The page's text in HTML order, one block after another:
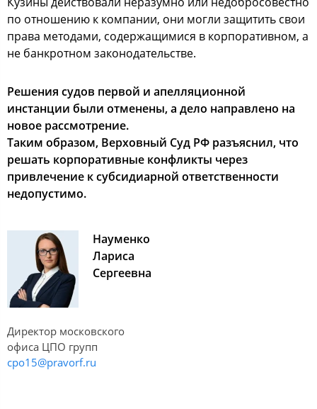
по отношению к компании, они могли защитить свои
права методами, содержащимися в корпоративном, а
не банкротном законодательстве.
Решения судов первой и апелляционной
инстанции были отменены, а дело направлено на
новое рассмотрение.
Таким образом, Верховный Суд РФ разъяснил, что
решать корпоративные конфликты через
привлечение к субсидиарной ответственности
недопустимо.
Науменко
Лариса
Сергеевна
Директор московского
офиса ЦПО групп
cpo15@pravorf.ru